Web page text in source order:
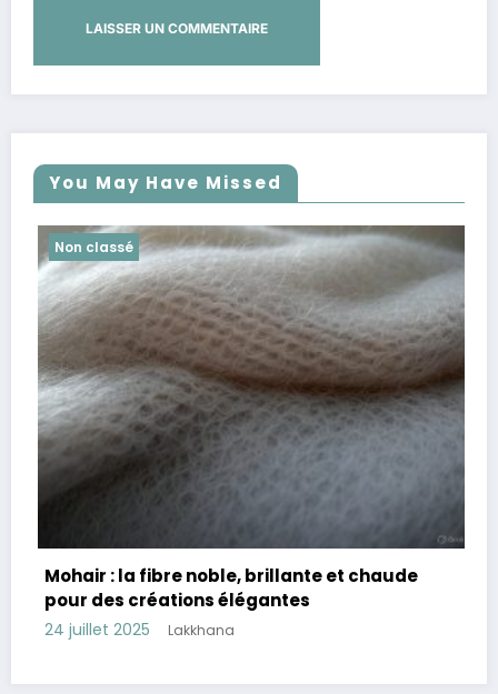
You May Have Missed
et chaude
Non classé
Cachemire : la fibre
douceur, chaleur et